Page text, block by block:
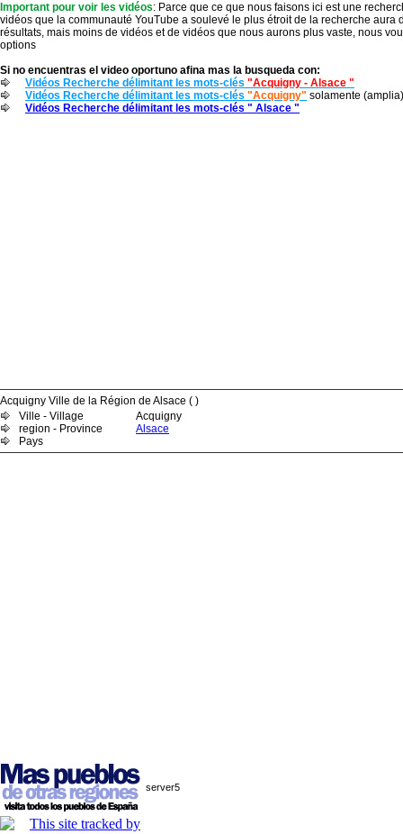
Important pour voir les vidéos: Parce que ce que nous faisons ici est une
vidéos que la communauté YouTube a soulevé le plus étroit de la recherche aura
résultats, mais moins de vidéos et de vidéos que nous aurons plus vaste, nous
options
Si no encuentras el video oportuno afina mas la busqueda con:
Vidéos Recherche délimitant les mots-clés "Acquigny - Alsace "
Vidéos Recherche délimitant les mots-clés "Acquigny" solamente (amplia)
Vidéos Recherche délimitant les mots-clés " Alsace "
Acquigny Ville de la Région de Alsace ( )
Ville - Village
Acquigny
region - Province
Alsace
Pays
server5